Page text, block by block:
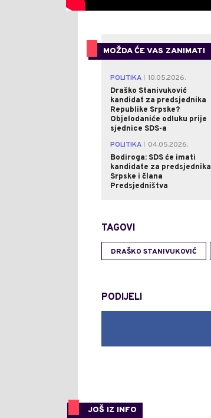
MOŽDA ĆE VAS ZANIMATI
POLITIKA
10.05.2026.
Draško Stanivuković
kandidat za predsjednika
Republike Srpske?
Objelodaniće odluku prije
sjednice SDS-a
POLITIKA
04.05.2026.
Bodiroga: SDS će imati
kandidate za predsjednika
Srpske i člana
Predsjedništva
TAGOVI
DRAŠKO STANIVUKOVIĆ
PODIJELI
JOŠ IZ INFO